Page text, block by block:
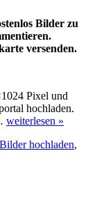
Bilder zu
versenden.
Pixel und
hochladen.
weiterlesen »
Bilder hochladen,